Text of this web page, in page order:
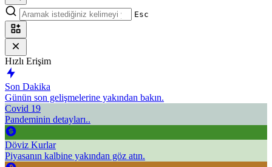
Esc
Hızlı Erişim
Son Dakika
Günün son gelişmelerine yakından bakın.
Covid 19
Pandeminin detayları..
Döviz Kurlar
Piyasanın kalbine yakından göz atın.